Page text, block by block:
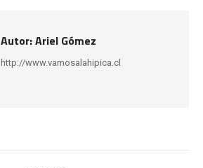
Autor:Ariel Gómez
http://www.vamosalahipica.cl